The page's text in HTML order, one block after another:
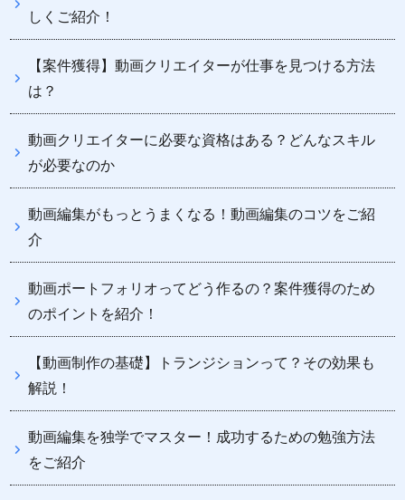
しくご紹介！
【案件獲得】動画クリエイターが仕事を見つける方法
は？
動画クリエイターに必要な資格はある？どんなスキル
が必要なのか
動画編集がもっとうまくなる！動画編集のコツをご紹
介
動画ポートフォリオってどう作るの？案件獲得のため
のポイントを紹介！
【動画制作の基礎】トランジションって？その効果も
解説！
動画編集を独学でマスター！成功するための勉強方法
をご紹介